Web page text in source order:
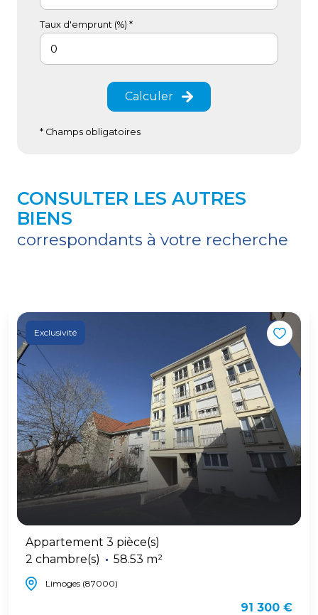
Taux d'emprunt (%) *
Calculer
* Champs obligatoires
CONSULTER LES AUTRES
BIENS
correspondants à votre recherche
Exclusivité
Appartement 3 pièce(s)
2 chambre(s)
58.53 m²
Limoges (87000)
91 300 €